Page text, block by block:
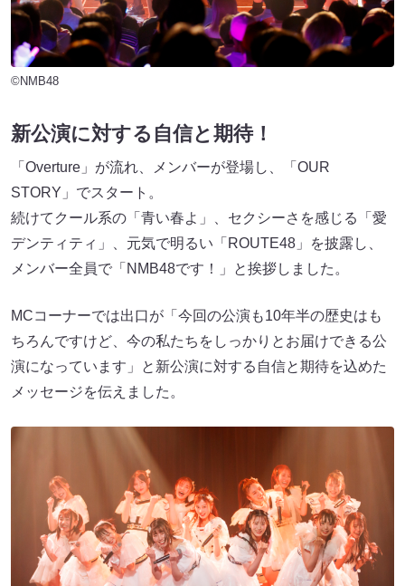
©NMB48
新公演に対する自信と期待！
「Overture」が流れ、メンバーが登場し、「OUR
STORY」でスタート。
続けてクール系の「青い春よ」、セクシーさを感じる「愛
デンティティ」、元気で明るい「ROUTE48」を披露し、
メンバー全員で「NMB48です！」と挨拶しました。
MCコーナーでは出口が「今回の公演も10年半の歴史はも
ちろんですけど、今の私たちをしっかりとお届けできる公
演になっています」と新公演に対する自信と期待を込めた
メッセージを伝えました。